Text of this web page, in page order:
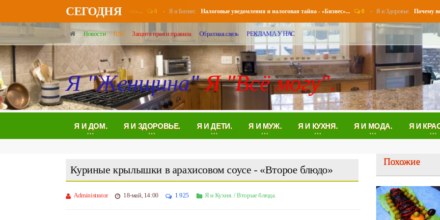
СЕГОДНЯ
повысят выплаты в августе - «Бизнес»... 0 Я и Бизнес. Налоговые уведомления и налоговая тайна - «Бизнес»... 0 Я и Здоровье. Почему
Новости RSS Защита прав и правила Обратная связь РЕКЛАМА У НАС
Я "Женщина" Я "Всё могу".
Я И ДОМ. Я И ЗДОРОВЬЕ. Я И ДЕТИ. Я И МУЖ. Я И КУХНЯ. Я И МОДА. Я И
Куриные крылышки в арахисовом соусе - «Второе блюдо»
Administrator 18-май, 14:00 1 925 Я и Кухня./Вторые блюда.
Похожие